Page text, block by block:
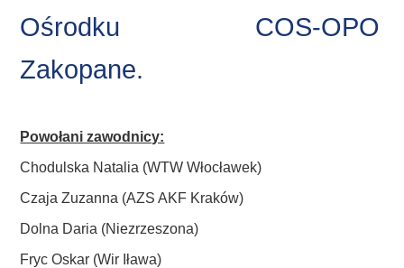
Ośrodku COS-OPO
Zakopane.
Powołani zawodnicy:
Chodulska Natalia (WTW Włocławek)
Czaja Zuzanna (AZS AKF Kraków)
Dolna Daria (Niezrzeszona)
Fryc Oskar (Wir Iława)